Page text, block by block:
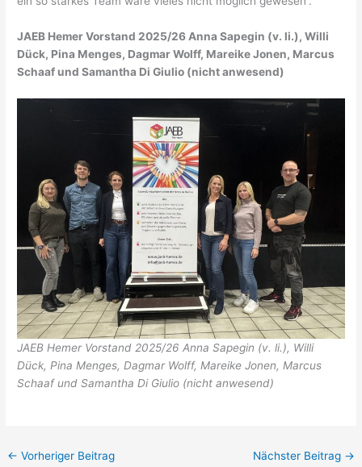
JAEB Hemer Vorstand 2025/26 Anna Sapegin (v. li.), Willi
Dück, Pina Menges, Dagmar Wolff, Mareike Jonen, Marcus
Schaaf und Samantha Di Giulio (nicht anwesend)
JAEB Hemer Vorstand 2025/26 Anna Sapegin (v. li.), Willi
Dück, Pina Menges, Dagmar Wolff, Mareike Jonen, Marcus
Schaaf und Samantha Di Giulio (nicht anwesend)
← Vorheriger Beitrag Nächster Beitrag →